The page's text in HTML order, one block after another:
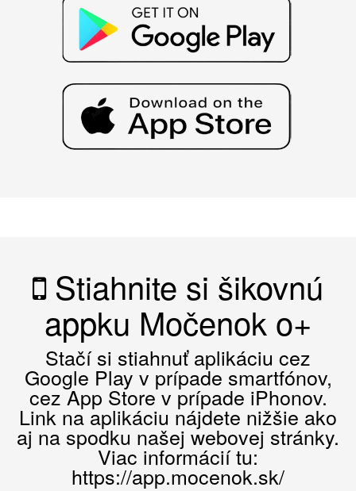
Stiahnite si šikovnú
appku Močenok o+
Stačí si stiahnuť aplikáciu cez
Google Play v prípade smartfónov,
cez App Store v prípade iPhonov.
Link na aplikáciu nájdete nižšie ako
aj na spodku našej webovej stránky.
Viac informácií tu:
https://app.mocenok.sk/